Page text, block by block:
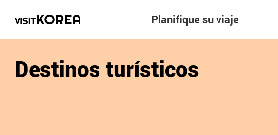
Planifique su viaje
Destinos turísticos